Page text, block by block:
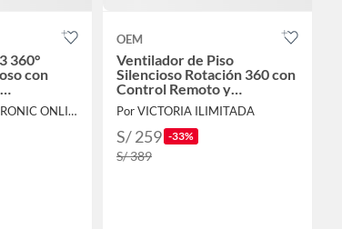
360°
con
Por IVANCE ELECTRONIC ONLINE
OEM
Ventilador de Piso
Silencioso Rotación 360 con
Control Remoto y
Temporizador KS-F3
Por VICTORIA ILIMITADA
S/ 259 -33%
S/ 389